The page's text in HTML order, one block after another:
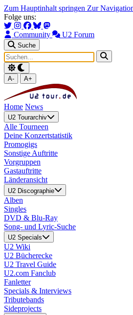
Zum Hauptinhalt springen Zur
Folge uns:
Community U2 Forum
Suche
A- A+
Home News
U2 Tourarchiv
Alle Tourneen
Deine Konzertstatistik
Promogigs
Sonstige Auftritte
Vorgruppen
Gastauftritte
Länderansicht
U2 Discographie
Alben
Singles
DVD & Blu-Ray
Song- und Lyric-Suche
U2 Specials
U2 Wiki
U2 Bücherecke
U2 Travel Guide
U2.com Fanclub
Fanletter
Specials & Interviews
Tributebands
Sideprojects